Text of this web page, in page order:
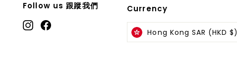
Follow us 跟蹤我們
Instagram
Currency
Hong Kong SAR (HKD $)